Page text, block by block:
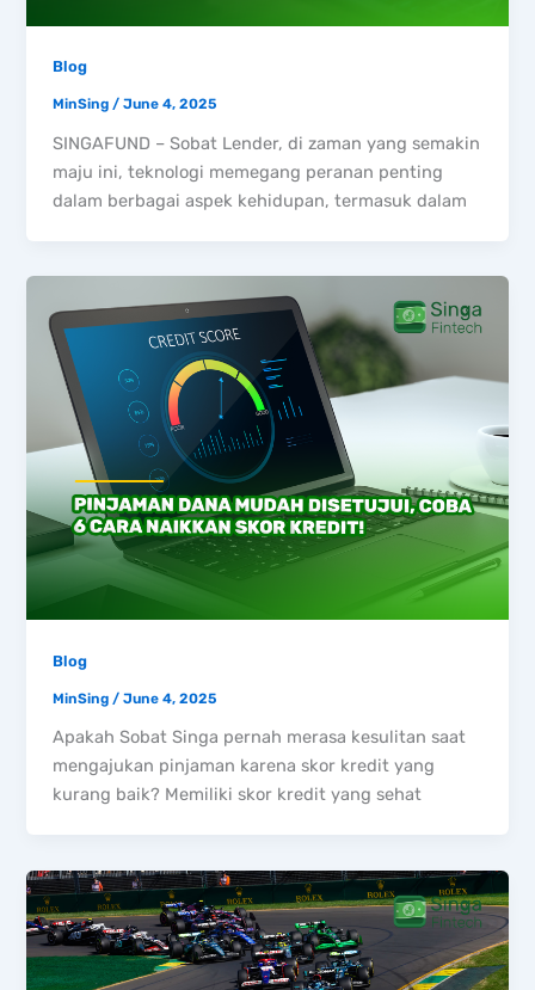
Blog
MinSing/June 4, 2025
SINGAFUND – Sobat Lender, di zaman yang semakin
maju ini, teknologi memegang peranan penting
dalam berbagai aspek kehidupan, termasuk dalam
Blog
MinSing /June 4, 2025
Apakah Sobat Singa pernah merasa kesulitan saat
mengajukan pinjaman karena skor kredit yang
kurang baik? Memiliki skor kredit yang sehat